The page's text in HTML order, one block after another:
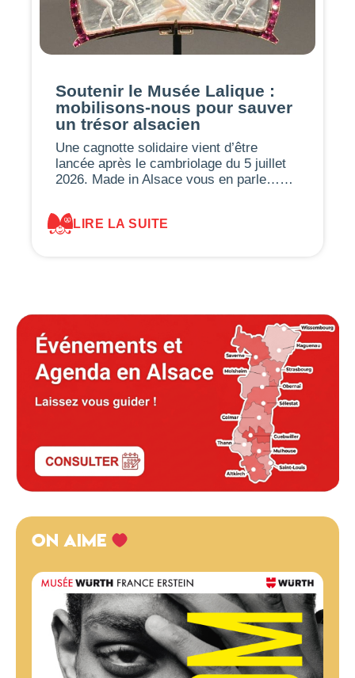
Soutenir le Musée Lalique :
mobilisons-nous pour sauver
un trésor alsacien
Une cagnotte solidaire vient d’être
lancée après le cambriolage du 5 juillet
2026. Made in Alsace vous en parle……
LIRE LA SUITE
ON AIME